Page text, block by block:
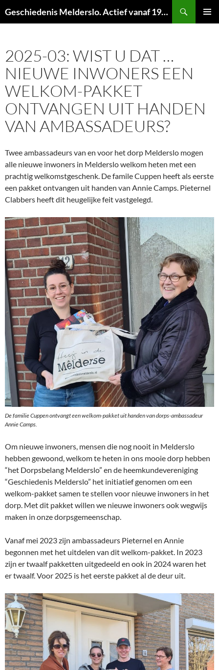
naar
Geschiedenis Melderslo. Actief vanaf 1973!
2025-03: WIST U DAT …
NIEUWE INWONERS EEN
WELKOM-PAKKET
ONTVANGEN UIT HANDEN
VAN AMBASSADEURS?
Twee ambassadeurs van en voor het dorp Melderslo mogen
alle nieuwe inwoners in Melderslo welkom heten met een
prachtig welkomstgeschenk. De famile Cuppen heeft als eerste
een pakket ontvangen uit handen van Annie Camps. Pieternel
Clabbers heeft dit heugelijke feit vastgelegd.
De familie Cuppen ontvangt een welkom-pakket uit handen van dorps-ambassadeur
Annie Camps.
Om nieuwe inwoners, mensen die nog nooit in Melderslo
hebben gewoond, welkom te heten in ons mooie dorp hebben
“het Dorpsbelang Melderslo” en de heemkundevereniging
“Geschiedenis Melderslo” het initiatief genomen om een
welkom-pakket samen te stellen voor nieuwe inwoners in het
dorp. Met dit pakket willen we nieuwe inwoners ook wegwijs
maken in onze dorpsgemeenschap.
Vanaf mei 2023 zijn ambassadeurs Pieternel en Annie
begonnen met het uitdelen van dit welkom-pakket. In 2023
zijn er twaalf pakketten uitgedeeld en ook in 2024 waren het
er twaalf. Voor 2025 is het eerste pakket al de deur uit.